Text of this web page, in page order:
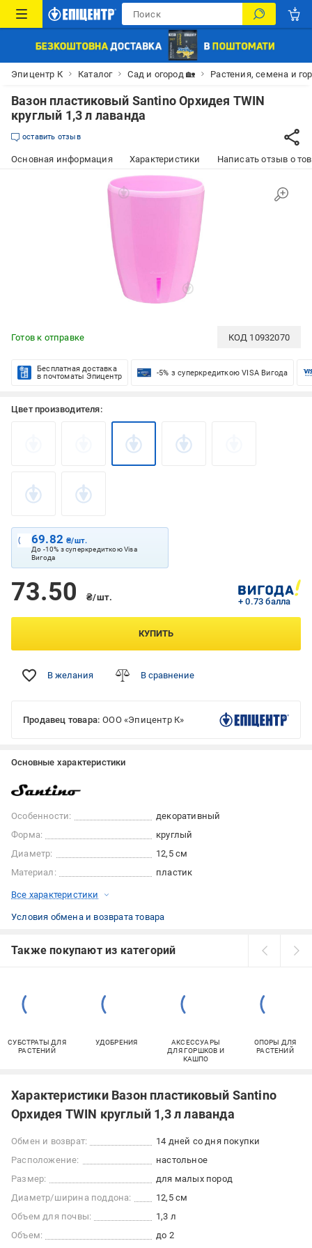
Эпицентр К Каталог Сад и огород 🏡 Растения, семена и
Вазон пластиковый Santino Орхидея TWIN
круглый 1,3 л лаванда
оставить отзыв
Основная информация Характеристики Написать отзыв о
Готов к отправке КОД 10932070
Бесплатная доставка
в почтоматы Эпицентр
-5% з суперкредиткою VISA Вигода
Цвет производителя:
69.82₴/шт.
До -10% з суперкредиткою Visa
Вигода
73.50 ₴/шт. + 0.73 балла
КУПИТЬ
В желания В сравнение
Продавец товара: ООО «Эпицентр К»
Основные характеристики
Особенности:
декоративный
Форма:
круглый
Диаметр:
12,5 см
Материал:
пластик
Все характеристики
Условия обмена и возврата товара
Также покупают из категорий
СУБСТРАТЫ ДЛЯ
РАСТЕНИЙ
УДОБРЕНИЯ
АКСЕССУАРЫ
ДЛЯ ГОРШКОВ И
КАШПО
ОПОРЫ ДЛЯ
РАСТЕНИЙ
Характеристики Вазон пластиковый Santino
Орхидея TWIN круглый 1,3 л лаванда
Обмен и возврат:
14 дней со дня покупки
Расположение:
настольное
Размер:
для малых пород
Диаметр/ширина поддона:
12,5 см
Объем для почвы:
1,3 л
Объем:
до 2